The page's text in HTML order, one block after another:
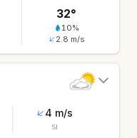
32°
10%
2.8 m/s
4 m/s
SI